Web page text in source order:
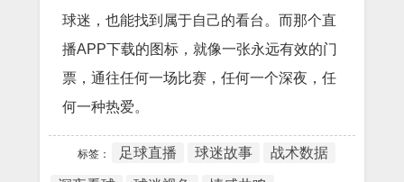
球迷，也能找到属于自己的看台。而那个直
播APP下载的图标，就像一张永远有效的门
票，通往任何一场比赛，任何一个深夜，任
何一种热爱。
标签： 足球直播 球迷故事 战术数据